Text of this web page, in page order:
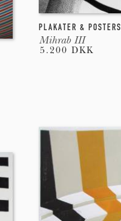
PLAKATER & POSTERS
Mihrab III
5.200 DKK